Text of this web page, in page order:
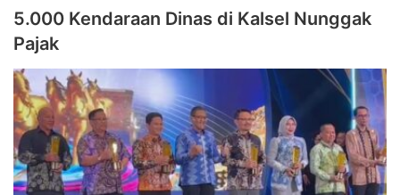
5.000 Kendaraan Dinas di Kalsel Nunggak
Pajak